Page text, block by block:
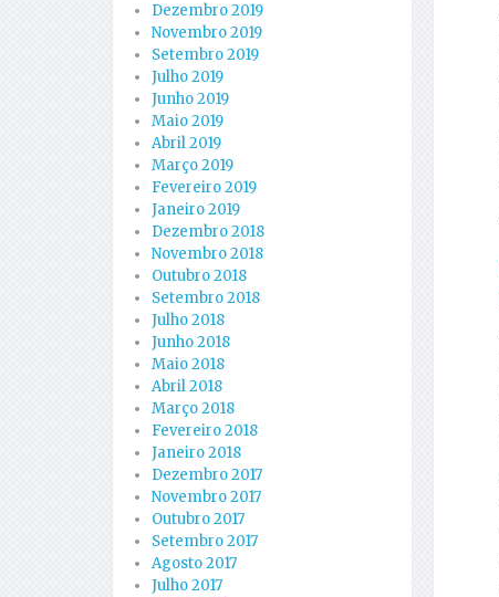
Dezembro 2019
Novembro 2019
Setembro 2019
Julho 2019
Junho 2019
Maio 2019
Abril 2019
Março 2019
Fevereiro 2019
Janeiro 2019
Dezembro 2018
Novembro 2018
Outubro 2018
Setembro 2018
Julho 2018
Junho 2018
Maio 2018
Abril 2018
Março 2018
Fevereiro 2018
Janeiro 2018
Dezembro 2017
Novembro 2017
Outubro 2017
Setembro 2017
Agosto 2017
Julho 2017